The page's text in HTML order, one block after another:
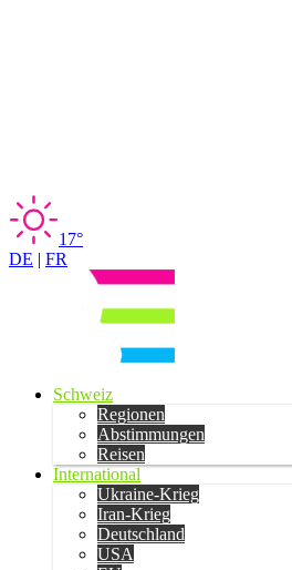
17°
DE | FR
Schweiz
Regionen
Abstimmungen
Reisen
International
Ukraine-Krieg
Iran-Krieg
Deutschland
USA